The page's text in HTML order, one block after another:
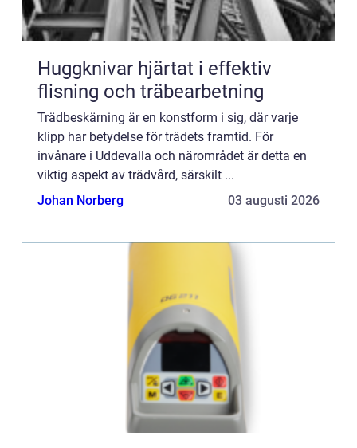
Huggknivar hjärtat i effektiv
flisning och träbearbetning
Trädbeskärning är en konstform i sig, där varje
klipp har betydelse för trädets framtid. För
invånare i Uddevalla och närområdet är detta en
viktig aspekt av trädvård, särskilt ...
Johan Norberg
03 augusti 2026